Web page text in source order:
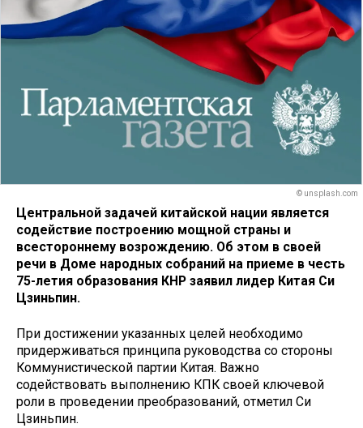
© unsplash.com
Центральной задачей китайской нации является
содействие построению мощной страны и
всестороннему возрождению. Об этом в своей
речи в Доме народных собраний на приеме в честь
75-летия образования КНР заявил лидер Китая Си
Цзиньпин.
При достижении указанных целей необходимо
придерживаться принципа руководства со стороны
Коммунистической партии Китая. Важно
содействовать выполнению КПК своей ключевой
роли в проведении преобразований, отметил Си
Цзиньпин.